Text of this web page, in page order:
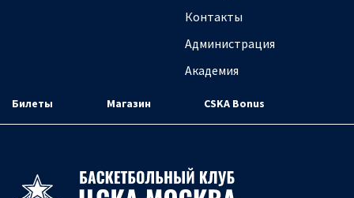
Контакты
Администрация
Академия
Билеты Магазин CSKA Bonus